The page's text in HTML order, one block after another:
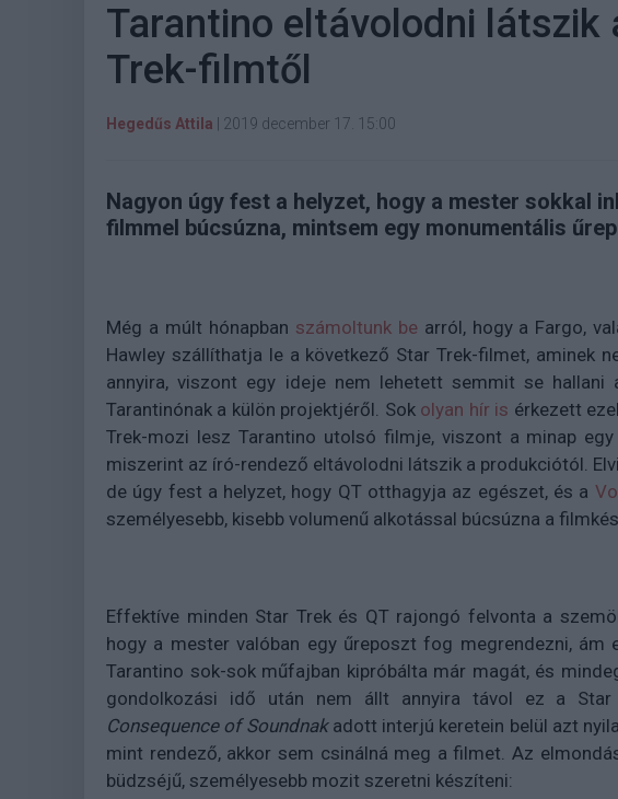
Tarantino eltávolodni látszik
Trek-filmtől
Hegedűs Attila 2019 december 17. 15:00
Nagyon úgy fest a helyzet, hogy a mester sokkal
filmmel búcsúzna, mintsem egy monumentális
Még a múlt hónapban számoltunk bearról, hogy a Fargo,
Hawley szállíthatja le a következő Star Trek-filmet, aminek
annyira, viszont egy ideje nem lehetett semmit se hallani
Tarantinónak a külön projektjéről. Sok olyan hír is érkezett
Trek-mozi lesz Tarantino utolsó filmje, viszont a minap
miszerint az író-rendező eltávolodni látszik a produkciótól.
de úgy fest a helyzet, hogy QT otthagyja az egészet, és a
személyesebb, kisebb volumenű alkotással búcsúzna a
Effektíve minden Star Trek és QT rajongó felvonta a
hogy a mester valóban egy űreposzt fog megrendezni, ám
Tarantino sok-sok műfajban kipróbálta már magát, és
gondolkozási idő után nem állt annyira távol ez a
Consequence of Soundnakadott interjú keretein belül azt
mint rendező, akkor sem csinálná meg a filmet. Az
büdzséjű, személyesebb mozit szeretni készíteni: